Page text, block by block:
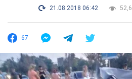
21.08.2018 06:42
67